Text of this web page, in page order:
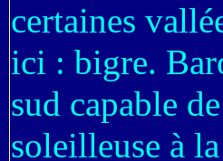
certaines
ici : bigre.
sud capable
soleilleuse à